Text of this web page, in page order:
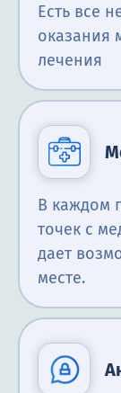
Есть все
оказания
лечения
В каждом
точек с
дает
месте.